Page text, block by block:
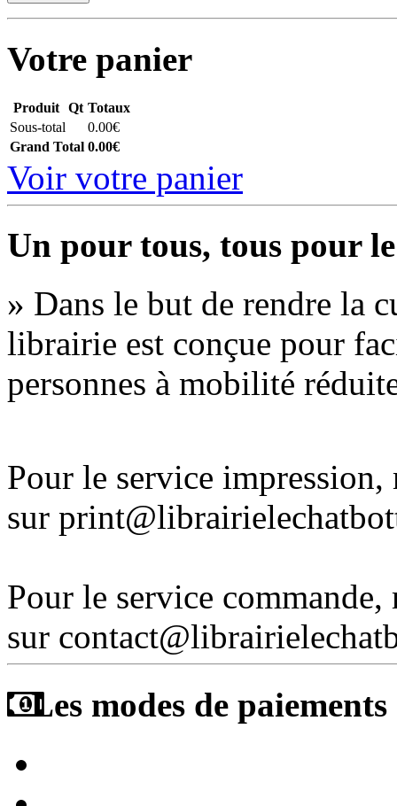
Votre panier
Produit Qt Totaux
Sous-total
0.00€
Grand Total 0.00€
Voir votre panier
Un pour tous, tous pour
» Dans le but de rendre la
librairie est conçue pour
personnes à mobilité
Pour le service
sur
Pour le service
sur
Les modes de